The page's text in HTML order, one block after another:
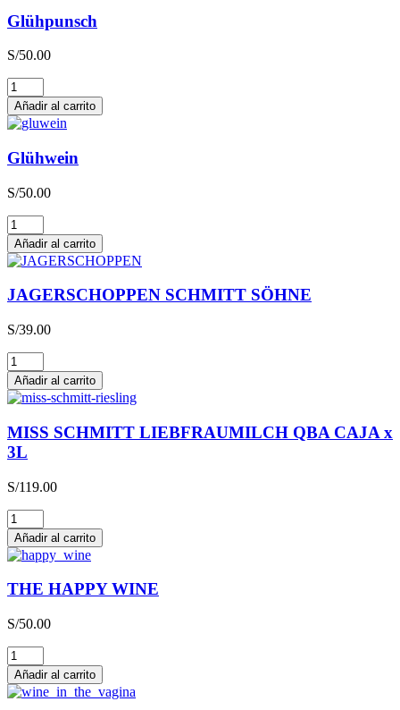
Glühpunsch
S/50.00
Glühpunsch
cantidad
Añadir al carrito
Glühwein
S/50.00
Glühwein
cantidad
Añadir al carrito
JAGERSCHOPPEN SCHMITT SÖHNE
S/39.00
JAGERSCHOPPEN
SCHMITT
SÖHNE
cantidad
Añadir al carrito
MISS SCHMITT LIEBFRAUMILCH QBA CAJA x
3L
S/119.00
MISS
SCHMITT
LIEBFRAUMILCH
QBA
CAJA
x
cantidad
Añadir al carrito
THE HAPPY WINE
S/50.00
THE
HAPPY
WINE
cantidad
Añadir al carrito